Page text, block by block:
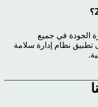
إدارة الجودة في جميع
أيزو 22000 يركز على تطبيق نظام إدارة سلامة